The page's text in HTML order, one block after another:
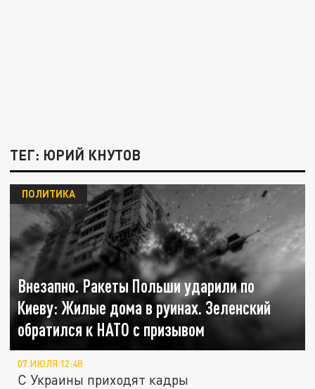
ТЕГ: ЮРИЙ КНУТОВ
Внезапно. Ракеты Польши ударили по
Киеву: Жилые дома в руинах. Зеленский
обратился к НАТО с призывом
ПОЛИТИКА
07 ИЮЛЯ 12:48
С Украины приходят кадры